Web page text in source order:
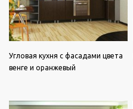
Угловая кухня с фасадами цвета
венге и оранжевый